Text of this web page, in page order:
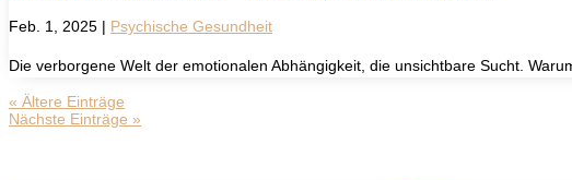
Feb. 1, 2025 | Psychische Gesundheit
Die verborgene Welt der emotionalen Abhängigkeit, die unsichtbare Sucht.
« Ältere Einträge
Nächste Einträge »